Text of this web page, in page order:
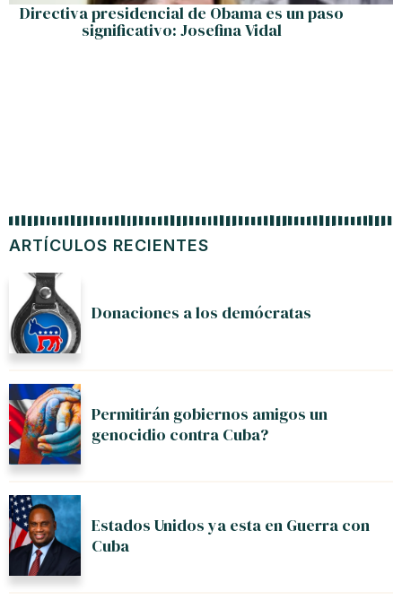
ARTÍCULOS RECIENTES
Donaciones a los demócratas
Permitirán gobiernos amigos un
genocidio contra Cuba?
Estados Unidos ya esta en Guerra con
Cuba
Directiva presidencial de Obama es un paso
significativo: Josefina Vidal